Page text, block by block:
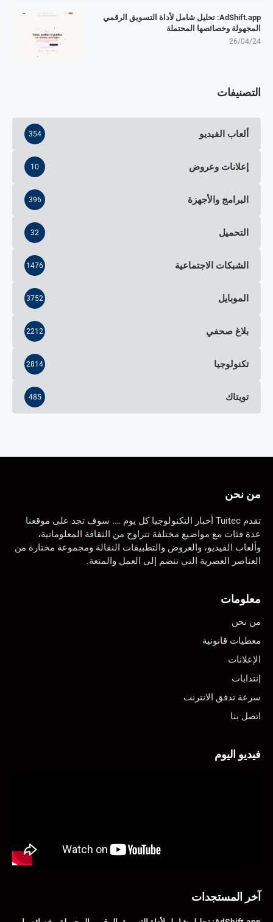
AdShift.app: تحليل شامل لأداة التسويق الرقمي
المجهولة وخصائصها المحتملة
26/04/24
التصنيفات
ألعاب الفيديو 354
إعلانات وعروض 10
البرامج والأجهزة 396
التحميل 32
الشبكات الاجتماعية 1476
الموبايل 3752
بلاغ صحفي 2212
تكنولوجيا 2814
تويتاك 485
من نحن
تقدم Tuitec أخبار التكنولوجيا كل يوم …. سوف تجد على موقعنا
عدة فئات مع مواضيع مختلفة تتراوح من الثقافة المعلوماتية،
وألعاب الفيديو، والعروض والتطبيقات النقالة ومجموعة مختارة من
العناصر العصرية التي تنضم إلى العمل والمتعة.
معلومات
من نحن
معطيات قانونية
الإعلانات
إنتدابات
سرعة تدفق الانترنت
اتصل بنا
فيديو اليوم
آخر المستجدات